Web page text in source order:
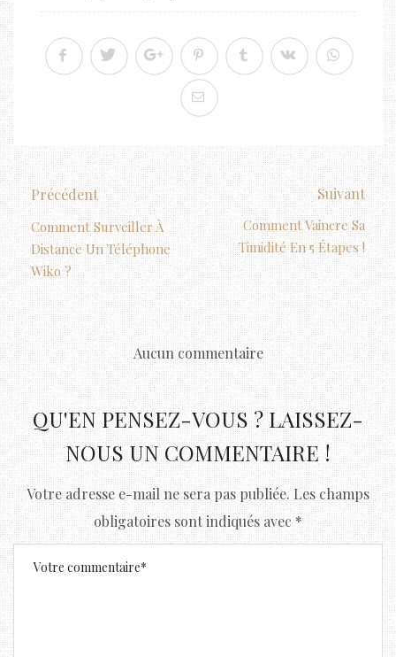
Précédent
Comment Surveiller À
Distance Un Téléphone
Wiko ?
Suivant
Comment Vaincre Sa
Timidité En 5 Étapes !
Aucun commentaire
QU'EN PENSEZ-VOUS ? LAISSEZ-
NOUS UN COMMENTAIRE !
Votre adresse e-mail ne sera pas publiée. Les champs
obligatoires sont indiqués avec*